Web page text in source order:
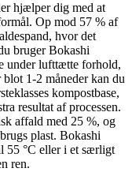
hjælper dig med at
Op mod 57 % af
hvor det
bruger Bokashi
under lufttætte forhold,
1-2 måneder kan du
kompostbase,
resultat af processen.
affald med 25 %, og
plast. Bokashi
55 °C eller i et særligt
ren.